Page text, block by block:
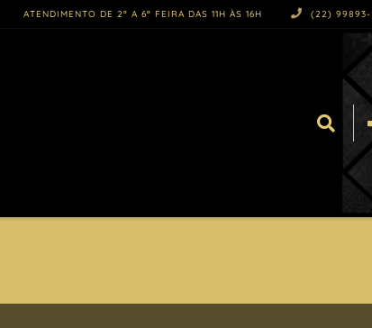
ATENDIMENTO DE 2ª A 6ª FEIRA DAS 11H ÀS 16H (22) 99893-